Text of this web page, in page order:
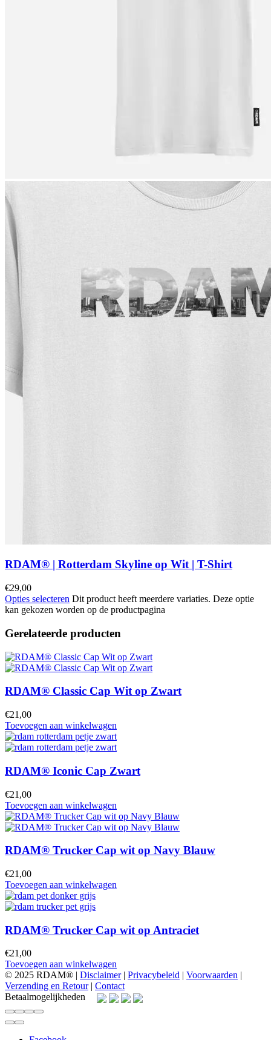
RDAM® | Rotterdam Skyline op Wit | T-Shirt
€29,00
Opties selecteren Dit product heeft meerdere variaties. Deze optie
kan gekozen worden op de productpagina
Gerelateerde producten
RDAM® Classic Cap Wit op Zwart
€21,00
Toevoegen aan winkelwagen
RDAM® Iconic Cap Zwart
€21,00
Toevoegen aan winkelwagen
RDAM® Trucker Cap wit op Navy Blauw
€21,00
Toevoegen aan winkelwagen
RDAM® Trucker Cap wit op Antraciet
€21,00
Toevoegen aan winkelwagen
© 2025 RDAM® | Disclaimer| Privacybeleid | Voorwaarden |
Verzending en Retour| Contact
Betaalmogelijkheden